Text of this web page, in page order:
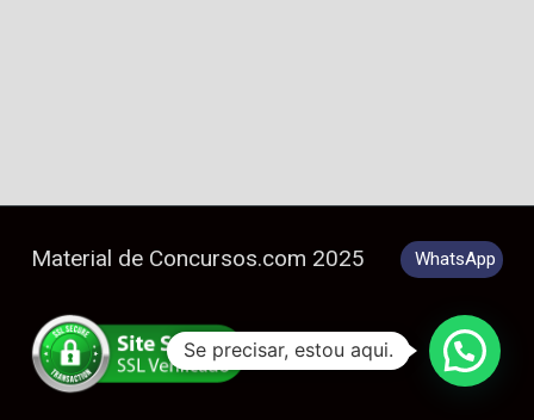
Material de Concursos.com 2025 WhatsApp
Se precisar, estou aqui.